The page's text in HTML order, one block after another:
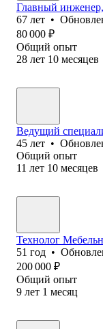
Главный
67 лет •
80 000 ₽
Общий опыт
28 лет 10 месяцев
Ведущий
45 лет •
Общий опыт
11 лет 10 месяцев
Технолог
51 год •
200 000 ₽
Общий опыт
9 лет 1 месяц